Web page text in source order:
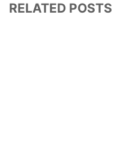
RELATED POSTS